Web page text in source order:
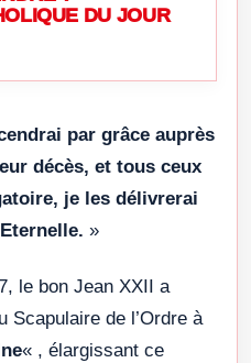
DU JOUR
par grâce auprès
décès, et tous ceux
je les délivrerai
»
le bon Jean XXII a
Scapulaire de l’Ordre à
« , élargissant ce